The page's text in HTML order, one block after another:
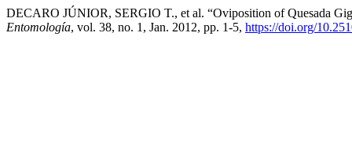
DECARO JÚNIOR, SERGIO T., et al. “Oviposition of Quesada
Entomología, vol. 38, no. 1, Jan. 2012, pp. 1-5, https://doi.org/